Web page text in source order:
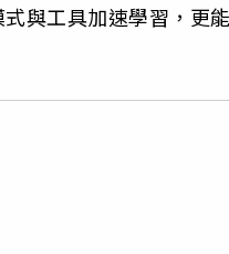
與工具加速學習，更能